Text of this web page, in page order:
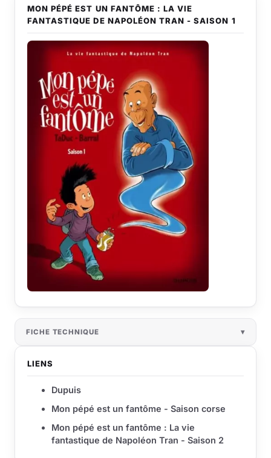
MON PÉPÉ EST UN FANTÔME : LA VIE
FANTASTIQUE DE NAPOLÉON TRAN - SAISON 1
FICHE TECHNIQUE
LIENS
Dupuis
Mon pépé est un fantôme - Saison corse
Mon pépé est un fantôme : La vie
fantastique de Napoléon Tran - Saison 2